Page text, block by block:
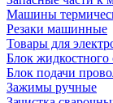
Машины
Резаки машинные
Товары для
Блок жидкостного
Блок подачи
Зажимы ручные